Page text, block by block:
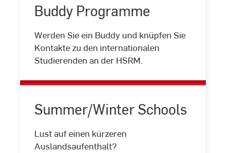
Buddy Programme
Werden Sie ein Buddy und knüpfen Sie
Kontakte zu den internationalen
Studierenden an der HSRM.
Buddy
Programme
Summer/Winter Schools
Lust auf einen kürzeren
Auslandsaufenthalt?
Summer/Winter
Schools